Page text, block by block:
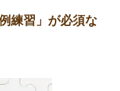
練習」が必須な